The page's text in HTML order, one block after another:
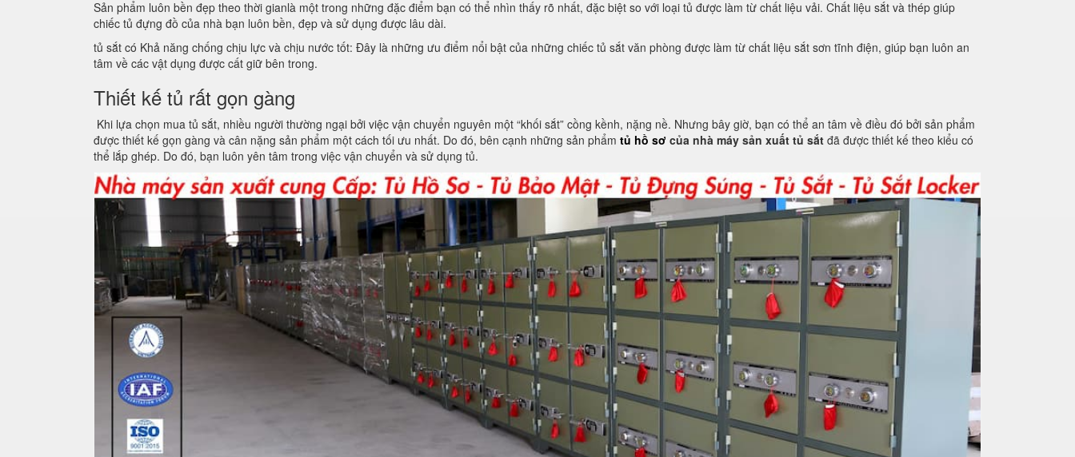
Sản phẩm luôn bền đẹp theo thời gianlà một trong những đặc điểm bạn có thể nhìn thấy rõ nhất, đặc biệt so với loại tủ được làm từ chất liệu vải. Chất liệu sắt và thép giúp
chiếc tủ đựng đồ của nhà bạn luôn bền, đẹp và sử dụng được lâu dài.
tủ sắt có Khả năng chống chịu lực và chịu nước tốt: Đây là những ưu điểm nổi bật của những chiếc tủ sắt văn phòng được làm từ chất liệu sắt sơn tĩnh điện, giúp bạn luôn an
tâm về các vật dụng được cất giữ bên trong.
Thiết kế tủ rất gọn gàng
Khi lựa chọn mua tủ sắt, nhiều người thường ngại bởi việc vận chuyển nguyên một “khối sắt” cồng kềnh, nặng nề. Nhưng bây giờ, bạn có thể an tâm về điều đó bởi sản phẩm
được thiết kế gọn gàng và cân nặng sản phẩm một cách tối ưu nhất. Do đó, bên cạnh những sản phẩm tủ hồ sơ của nhà máy sản xuất tủ sắt đã được thiết kế theo kiểu có
thể lắp ghép. Do đó, bạn luôn yên tâm trong việc vận chuyển và sử dụng tủ.